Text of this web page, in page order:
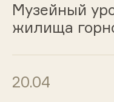
Музейный
жилища
20.04